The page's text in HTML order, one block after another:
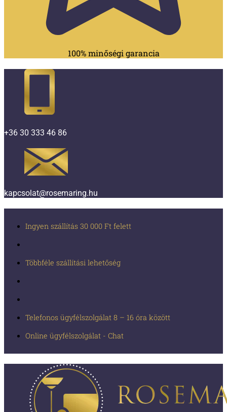
100% minőségi garancia
+36 30 333 46 86
kapcsolat@rosemaring.hu
Ingyen szállítás 30 000 Ft felett
Többféle szállítási lehetőség
Telefonos ügyfélszolgálat 8 – 16 óra között
Online ügyfélszolgálat - Chat